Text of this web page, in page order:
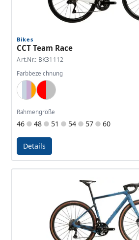
Bikes
CCT Team Race
Art.Nr.: BK31112
Farbbezeichnung
White, Lightblue, Lavender, Orange
Red, Silver
Rahmengröße
46 48 51 54 57 60
Details